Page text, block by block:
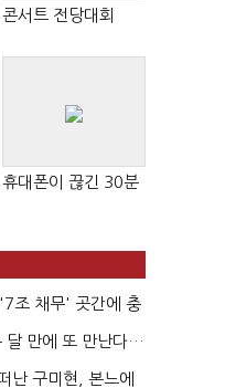
콘서트 전당대회
휴대폰이 끊긴 30분
조 채무' 곳간에 충
달 만에 또 만난다…
난 구미현, 본느에